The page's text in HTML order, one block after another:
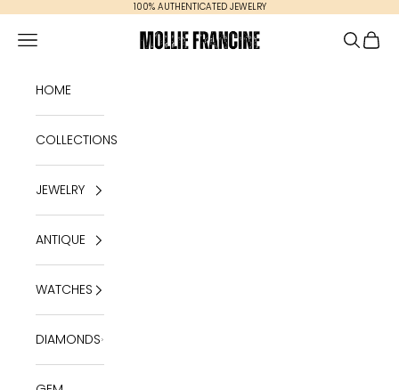
100% AUTHENTICATED JEWELRY
Mollie Francine
Open navigation menu Open
HOME
COLLECTIONS
JEWELRY
ANTIQUE
WATCHES
DIAMONDS